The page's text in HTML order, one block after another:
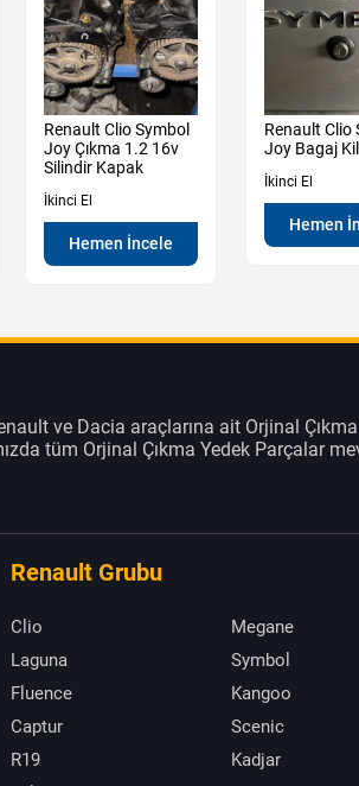
Renault Clio Symbol
Joy Çıkma 1.2 16v
Silindir Kapak
İkinci El
Hemen İncele
Renault Clio
Joy Bagaj
İkinci El
Hemen
ve Dacia araçlarına ait Orjinal
tüm Orjinal Çıkma Yedek Parçalar
Renault Grubu
Clio
Megane
Laguna
Symbol
Fluence
Kangoo
Captur
Scenic
R19
Kadjar